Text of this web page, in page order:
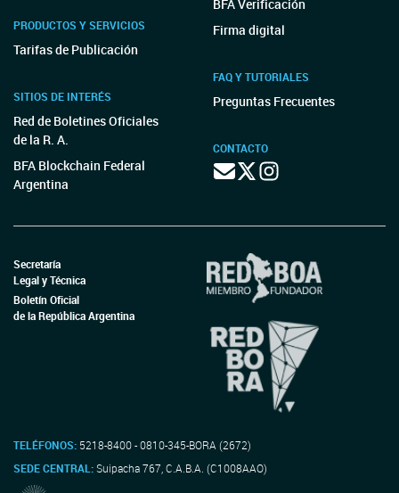
PRODUCTOS Y SERVICIOS
Tarifas de Publicación
SITIOS DE INTERÉS
Red de Boletines Oficiales
de la R. A.
BFA Blockchain Federal
Argentina
BFA Verificación
Firma digital
FAQ Y TUTORIALES
Preguntas Frecuentes
CONTACTO
Secretaría
Legal y Técnica
Boletín Oficial
de la República Argentina
TELÉFONOS: 5218-8400 - 0810-345-BORA (2672)
SEDE CENTRAL:Suipacha 767, C.A.B.A. (C1008AAO)